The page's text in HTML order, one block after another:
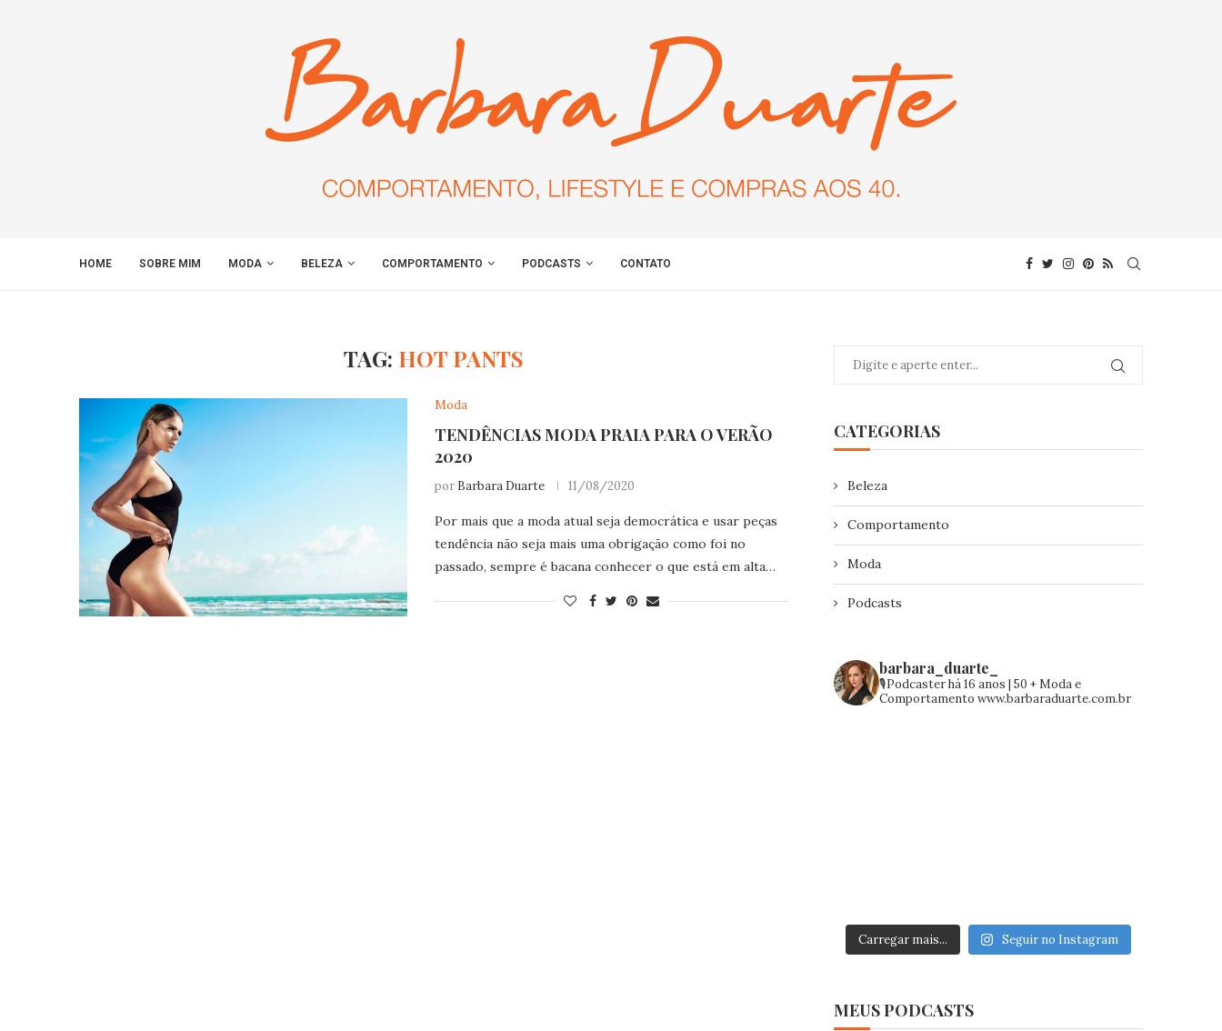
HOME SOBRE MIM MODA BELEZA COMPORTAMENTO PODCASTS CONTATO
TAG: HOT PANTS
Moda
TENDÊNCIAS MODA PRAIA PARA O VERÃO
2020
por Barbara Duarte 11/08/2020
Por mais que a moda atual seja democrática e usar peças
tendência não seja mais uma obrigação como foi no
passado, sempre é bacana conhecer o que está em alta…
CATEGORIAS
Beleza
Comportamento
Moda
Podcasts
barbara_duarte_
🎙️Podcaster há 16 anos | 50 +Moda e
Comportamento www.barbaraduarte.com.br
Carregar mais... Seguir no Instagram
MEUS PODCASTS